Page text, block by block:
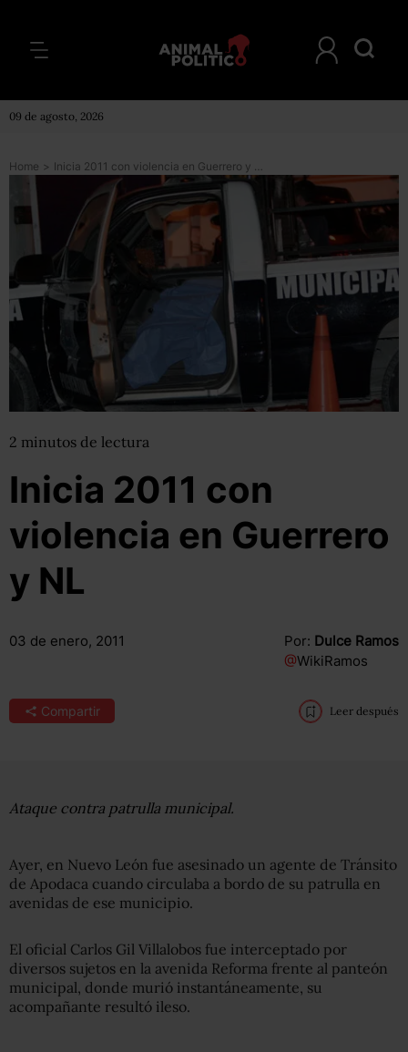
09 de agosto, 2026
Home > Inicia 2011 con violencia en Guerrero y NL
2 minutos de lectura
Inicia 2011 con
violencia en Guerrero
y NL
03 de enero, 2011 Por: Dulce Ramos
@WikiRamos
Compartir Leer después
Ataque contra patrulla municipal.
Ayer, en Nuevo León fue asesinado un agente de Tránsito
de Apodaca cuando circulaba a bordo de su patrulla en
avenidas de ese municipio.
El oficial Carlos Gil Villalobos fue interceptado por
diversos sujetos en la avenida Reforma frente al panteón
municipal, donde murió instantáneamente, su
acompañante resultó ileso.